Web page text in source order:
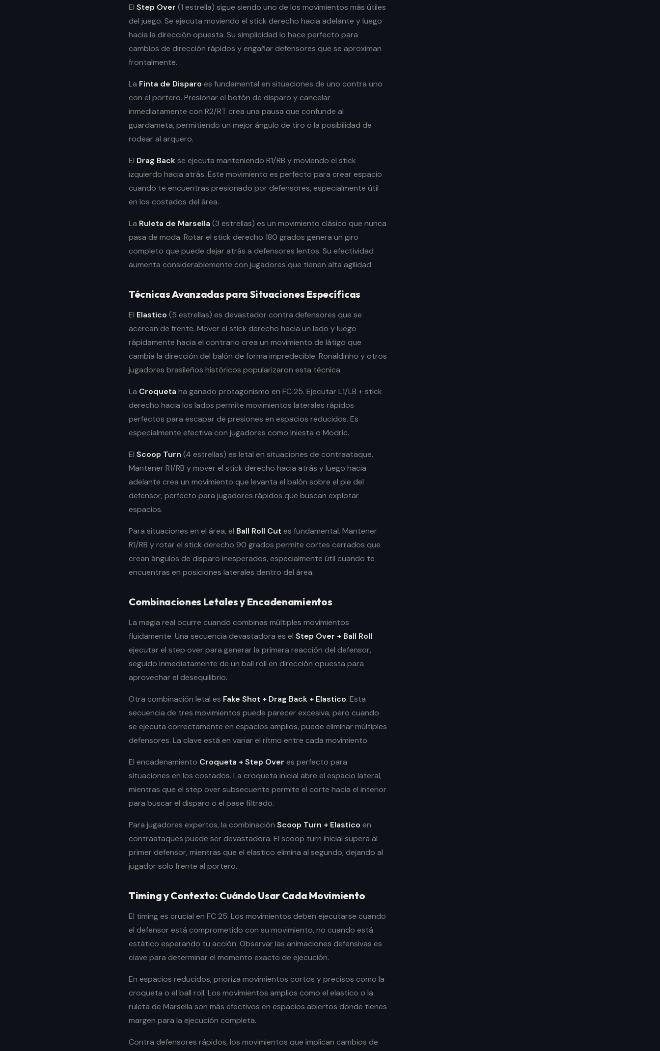
El Step Over (1 estrella) sigue siendo uno de los movimientos más útiles
del juego. Se ejecuta moviendo el stick derecho hacia adelante y luego
hacia la dirección opuesta. Su simplicidad lo hace perfecto para
cambios de dirección rápidos y engañar defensores que se aproximan
frontalmente.
La Finta de Disparo es fundamental en situaciones de uno contra uno
con el portero. Presionar el botón de disparo y cancelar
inmediatamente con R2/RT crea una pausa que confunde al
guardameta, permitiendo un mejor ángulo de tiro o la posibilidad de
rodear al arquero.
El Drag Backse ejecuta manteniendo R1/RB y moviendo el stick
izquierdo hacia atrás. Este movimiento es perfecto para crear espacio
cuando te encuentras presionado por defensores, especialmente útil
en los costados del área.
La Ruleta de Marsella (3 estrellas) es un movimiento clásico que nunca
pasa de moda. Rotar el stick derecho 180 grados genera un giro
completo que puede dejar atrás a defensores lentos. Su efectividad
aumenta considerablemente con jugadores que tienen alta agilidad.
Técnicas Avanzadas para Situaciones Específicas
El Elastico (5 estrellas) es devastador contra defensores que se
acercan de frente. Mover el stick derecho hacia un lado y luego
rápidamente hacia el contrario crea un movimiento de látigo que
cambia la dirección del balón de forma impredecible. Ronaldinho y otros
jugadores brasileños históricos popularizaron esta técnica.
La Croqueta ha ganado protagonismo en FC 25. Ejecutar L1/LB + stick
derecho hacia los lados permite movimientos laterales rápidos
perfectos para escapar de presiones en espacios reducidos. Es
especialmente efectiva con jugadores como Iniesta o Modric.
El Scoop Turn (4 estrellas) es letal en situaciones de contraataque.
Mantener R1/RB y mover el stick derecho hacia atrás y luego hacia
adelante crea un movimiento que levanta el balón sobre el pie del
defensor, perfecto para jugadores rápidos que buscan explotar
espacios.
Para situaciones en el área, el Ball Roll Cut es fundamental. Mantener
R1/RB y rotar el stick derecho 90 grados permite cortes cerrados que
crean ángulos de disparo inesperados, especialmente útil cuando te
encuentras en posiciones laterales dentro del área.
Combinaciones Letales y Encadenamientos
La magia real ocurre cuando combinas múltiples movimientos
fluidamente. Una secuencia devastadora es el Step Over + Ball Roll:
ejecutar el step over para generar la primera reacción del defensor,
seguido inmediatamente de un ball roll en dirección opuesta para
aprovechar el desequilibrio.
Otra combinación letal es Fake Shot + Drag Back + Elastico. Esta
secuencia de tres movimientos puede parecer excesiva, pero cuando
se ejecuta correctamente en espacios amplios, puede eliminar múltiples
defensores. La clave está en variar el ritmo entre cada movimiento.
El encadenamiento Croqueta + Step Over es perfecto para
situaciones en los costados. La croqueta inicial abre el espacio lateral,
mientras que el step over subsecuente permite el corte hacia el interior
para buscar el disparo o el pase filtrado.
Para jugadores expertos, la combinación Scoop Turn + Elastico en
contraataques puede ser devastadora. El scoop turn inicial supera al
primer defensor, mientras que el elastico elimina al segundo, dejando al
jugador solo frente al portero.
Timing y Contexto: Cuándo Usar Cada Movimiento
El timing es crucial en FC 25. Los movimientos deben ejecutarse cuando
el defensor está comprometido con su movimiento, no cuando está
estático esperando tu acción. Observar las animaciones defensivas es
clave para determinar el momento exacto de ejecución.
En espacios reducidos, prioriza movimientos cortos y precisos como la
croqueta o el ball roll. Los movimientos amplios como el elastico o la
ruleta de Marsella son más efectivos en espacios abiertos donde tienes
margen para la ejecución completa.
Contra defensores rápidos, los movimientos que implican cambios de